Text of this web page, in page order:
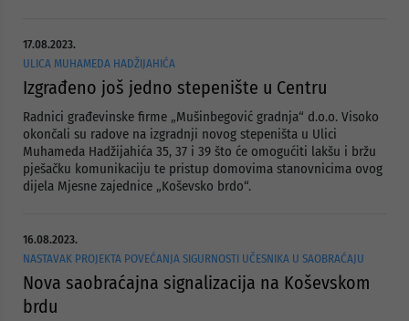
17.08.2023.
ULICA MUHAMEDA HADŽIJAHIĆA
Izgrađeno još jedno stepenište u Centru
Radnici građevinske firme „Mušinbegović gradnja“ d.o.o. Visoko
okončali su radove na izgradnji novog stepeništa u Ulici
Muhameda Hadžijahića 35, 37 i 39 što će omogućiti lakšu i bržu
pješačku komunikaciju te pristup domovima stanovnicima ovog
dijela Mjesne zajednice „Koševsko brdo“.
16.08.2023.
NASTAVAK PROJEKTA POVEĆANJA SIGURNOSTI UČESNIKA U SAOBRAĆAJU
Nova saobraćajna signalizacija na Koševskom
brdu